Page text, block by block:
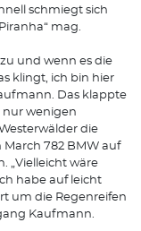
schmiegt sich
mag.
und wenn es die
klingt, ich bin hier
Das klappte
nur wenigen
die
782 BMW auf
„Vielleicht wäre
habe auf leicht
um die Regenreifen
Kaufmann.